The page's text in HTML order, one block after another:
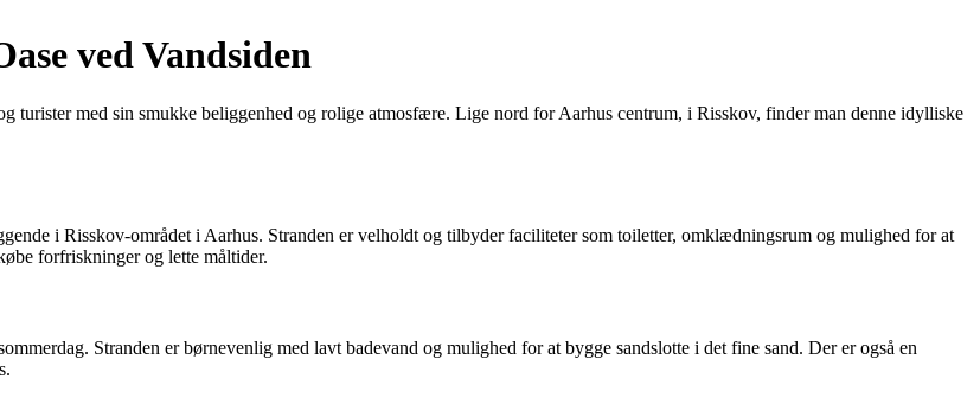
ved Vandsiden
turister med sin smukke beliggenhed og rolige atmosfære. Lige nord for Aarhus centrum, i Risskov, finder man denne idylliske
i Risskov-området i Aarhus. Stranden er velholdt og tilbyder faciliteter som toiletter, omklædningsrum og mulighed for at
forfriskninger og lette måltider.
Stranden er børnevenlig med lavt badevand og mulighed for at bygge sandslotte i det fine sand. Der er også en